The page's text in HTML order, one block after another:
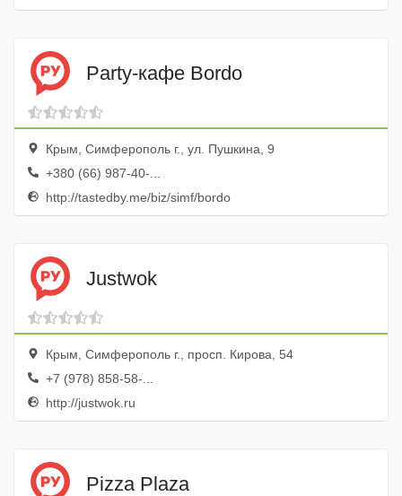
Party-кафе Bordo
Крым, Симферополь г., ул. Пушкина, 9
+380 (66) 987-40-...
http://tastedby.me/biz/simf/bordo
Justwok
Крым, Симферополь г., просп. Кирова, 54
+7 (978) 858-58-...
http://justwok.ru
Pizza Plaza